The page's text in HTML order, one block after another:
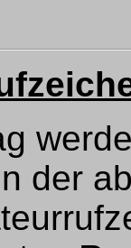
der